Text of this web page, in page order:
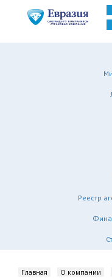
Реестр
Главная О компании